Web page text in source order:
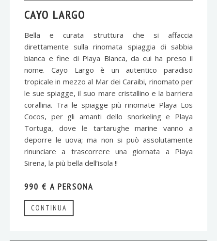
CAYO LARGO
Bella e curata struttura che si affaccia
direttamente sulla rinomata spiaggia di sabbia
bianca e fine di Playa Blanca, da cui ha preso il
nome. Cayo Largo è un autentico paradiso
tropicale in mezzo al Mar dei Caraibi, rinomato per
le sue spiagge, il suo mare cristallino e la barriera
corallina. Tra le spiagge più rinomate Playa Los
Cocos, per gli amanti dello snorkeling e Playa
Tortuga, dove le tartarughe marine vanno a
deporre le uova; ma non si può assolutamente
rinunciare a trascorrere una giornata a Playa
Sirena, la più bella dell’isola !!
990 € A PERSONA
CONTINUA